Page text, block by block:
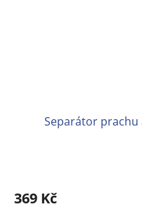
Separátor prachu
produktu
je
369 Kč